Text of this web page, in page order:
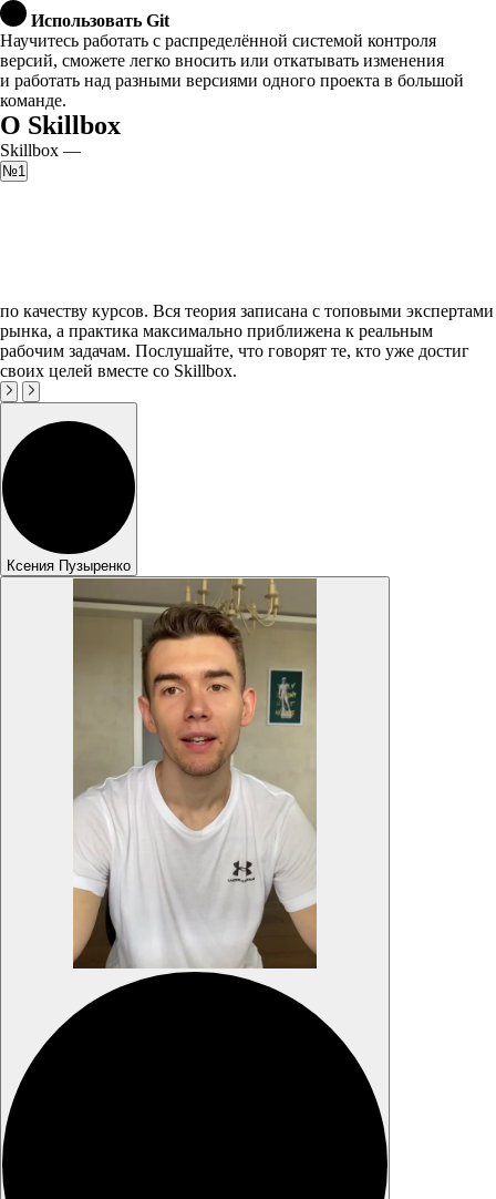
Использовать Git
Научитесь работать с распределённой системой контроля
версий, сможете легко вносить или откатывать изменения
и работать над разными версиями одного проекта в большой
команде.
О Skillbox
Skillbox —
№1
по качеству курсов. Вся теория записана с топовыми экспертами
рынка, а практика максимально приближена к реальным
рабочим задачам. Послушайте, что говорят те, кто уже достиг
своих целей вместе со Skillbox.
Ксения Пузыренко